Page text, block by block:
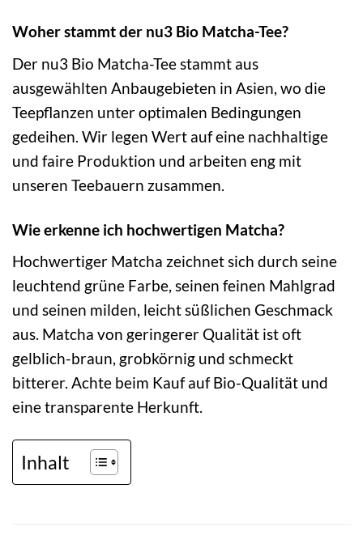
Woher stammt der nu3 Bio Matcha-Tee?
Der nu3 Bio Matcha-Tee stammt aus
ausgewählten Anbaugebieten in Asien, wo die
Teepflanzen unter optimalen Bedingungen
gedeihen. Wir legen Wert auf eine nachhaltige
und faire Produktion und arbeiten eng mit
unseren Teebauern zusammen.
Wie erkenne ich hochwertigen Matcha?
Hochwertiger Matcha zeichnet sich durch seine
leuchtend grüne Farbe, seinen feinen Mahlgrad
und seinen milden, leicht süßlichen Geschmack
aus. Matcha von geringerer Qualität ist oft
gelblich-braun, grobkörnig und schmeckt
bitterer. Achte beim Kauf auf Bio-Qualität und
eine transparente Herkunft.
Inhalt